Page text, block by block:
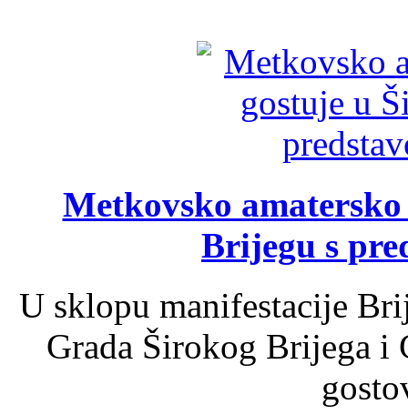
Metkovsko
Brijegu s
U sklopu manifestacije
Grada Širokog Brijega